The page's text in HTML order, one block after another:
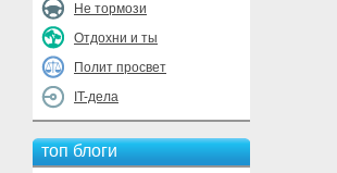
Не тормози
Отдохни и ты
Полит просвет
IT-дела
топ блоги